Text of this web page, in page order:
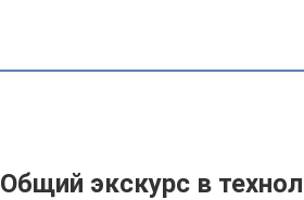
Общий экскурс в